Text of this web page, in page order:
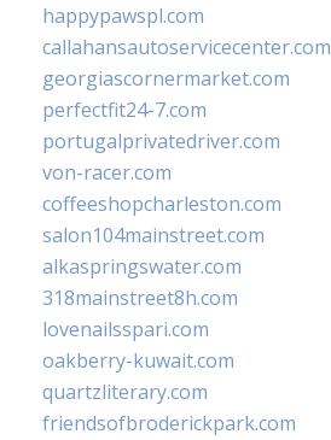
happypawspl.com
callahansautoservicecenter.com
georgiascornermarket.com
perfectfit24-7.com
portugalprivatedriver.com
von-racer.com
coffeeshopcharleston.com
salon104mainstreet.com
alkaspringswater.com
318mainstreet8h.com
lovenailsspari.com
oakberry-kuwait.com
quartzliterary.com
friendsofbroderickpark.com